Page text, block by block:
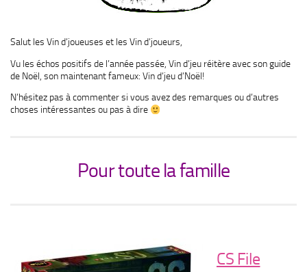
Salut les Vin d’joueuses et les Vin d’joueurs,
Vu les échos positifs de l’année passée, Vin d’jeu réitère avec son guide
de Noël, son maintenant fameux: Vin d’jeu d’Noël!
N’hésitez pas à commenter si vous avez des remarques ou d’autres
choses intéressantes ou pas à dire
Pour toute la famille
CS File